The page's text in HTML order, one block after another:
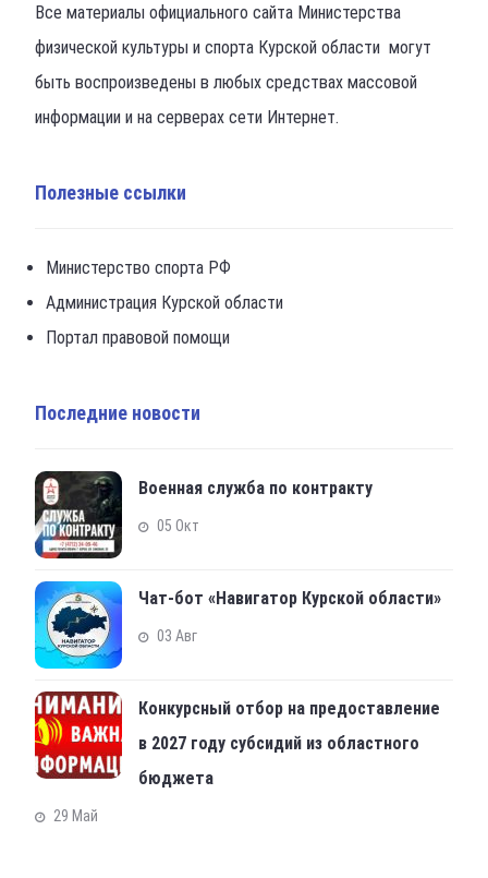
Все материалы официального сайта Министерства
физической культуры и спорта Курской области могут
быть воспроизведены в любых средствах массовой
информации и на серверах сети Интернет.
Полезные ссылки
Министерство спорта РФ
Администрация Курской области
Портал правовой помощи
Последние новости
Военная служба по контракту
05 Окт
Чат-бот «Навигатор Курской области»
03 Авг
Конкурсный отбор на предоставление
в 2027 году субсидий из областного
бюджета
29 Май